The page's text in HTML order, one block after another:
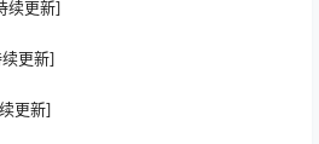
续更新]
更新]
更新]